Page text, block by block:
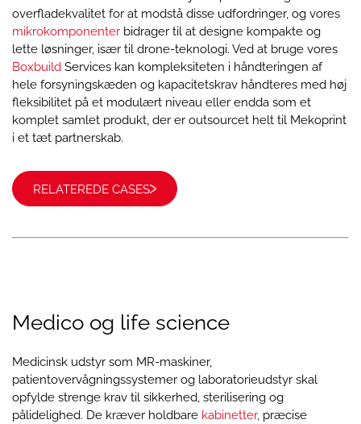
overfladekvalitet for at modstå disse udfordringer, og vores
mikrokomponenter bidrager til at designe kompakte og
lette løsninger, især til drone-teknologi. Ved at bruge vores
Boxbuild Services kan kompleksiteten i håndteringen af
hele forsyningskæden og kapacitetskrav håndteres med høj
fleksibilitet på et modulært niveau eller endda som et
komplet samlet produkt, der er outsourcet helt til Mekoprint
i et tæt partnerskab.
RELATEREDE CASES
Medico og life science
Medicinsk udstyr som MR-maskiner,
patientovervågningssystemer og laboratorieudstyr skal
opfylde strenge krav til sikkerhed, sterilisering og
pålidelighed. De kræver holdbare kabinetter, præcise